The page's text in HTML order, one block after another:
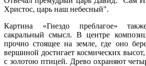
Христос, царь наш небесный".
Картина «Гнездо преблагое»
сакральный смысл. В центре
прочно стоящее на земле, где оно
вершиной достигает космических
с золотою птицей. Древо охраняют